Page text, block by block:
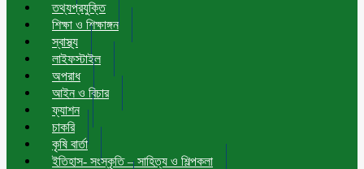
তথ্যপ্রযুক্তি
শিক্ষা ও শিক্ষাঙ্গন
স্বাস্থ্য
লাইফস্টাইল
অপরাধ
আইন ও বিচার
ফ্যাশন
চাকরি
কৃষি বার্তা
ইতিহাস- সংস্কৃতি – সাহিত্য ও শিল্পকলা